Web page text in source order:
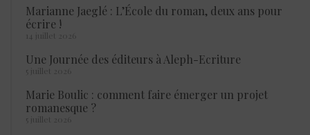
Marianne Jaeglé : L’École du roman, deux ans pour
écrire !
14 juillet 2026
Une Journée des éditeurs à Aleph-Ecriture
5 juillet 2026
Marie Boulic : comment faire émerger un projet
romanesque ?
5 juillet 2026